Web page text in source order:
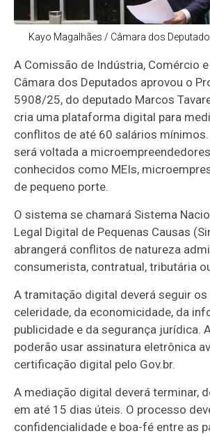
Kayo Magalhães / Câmara dos
A Comissão de Indústria, Comércio
Câmara dos Deputados aprovou o
5908/25, do deputado Marcos
cria uma plataforma digital para
conflitos de até 60 salários
será voltada a
conhecidos como MEIs,
de pequeno porte.
O sistema se chamará Sistema
Legal Digital de Pequenas Causas
abrangerá conflitos de natureza
consumerista, contratual, tributária
A tramitação digital deverá seguir os
celeridade, da economicidade, da
publicidade e da segurança jurídica.
poderão usar assinatura eletrônica
certificação digital pelo Gov.br.
A mediação digital deverá terminar,
em até 15 dias úteis. O processo
confidencialidade e boa-fé entre as